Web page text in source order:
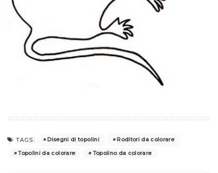
TAGS: Disegni di topolini
Roditori da colorare
Topolini da colorare
Topolino da colorare